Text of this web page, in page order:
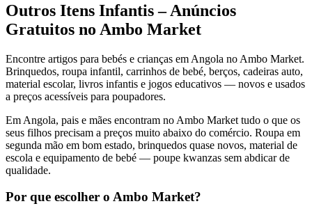
Outros Itens Infantis – Anúncios
Gratuitos no Ambo Market
Encontre artigos para bebés e crianças em Angola no Ambo Market.
Brinquedos, roupa infantil, carrinhos de bebé, berços, cadeiras auto,
material escolar, livros infantis e jogos educativos — novos e usados
a preços acessíveis para poupadores.
Em Angola, pais e mães encontram no Ambo Market tudo o que os
seus filhos precisam a preços muito abaixo do comércio. Roupa em
segunda mão em bom estado, brinquedos quase novos, material de
escola e equipamento de bebé — poupe kwanzas sem abdicar de
qualidade.
Por que escolher o Ambo Market?